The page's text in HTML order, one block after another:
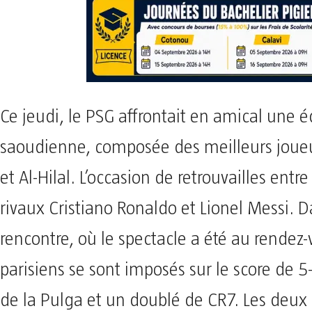
Ce jeudi, le PSG affrontait en amical une
saoudienne, composée des meilleurs
et Al-Hilal. L’occasion de retrouvailles
rivaux Cristiano Ronaldo et Lionel Messi.
rencontre, où le spectacle a été au rendez-
parisiens se sont imposés sur le score de
de la Pulga et un doublé de CR7. Les